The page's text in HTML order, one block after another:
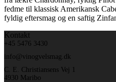
fedme til klassisk Amerikansk
fyldig eftersmag og en saftig
Kontakt
+45 5476 3430
info@vinogvelsmag.dk
C. E. Christiansens Vej 1
4930 Maribo